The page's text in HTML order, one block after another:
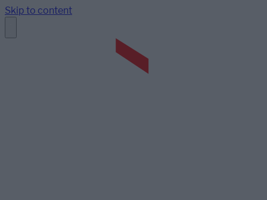
Skip to content